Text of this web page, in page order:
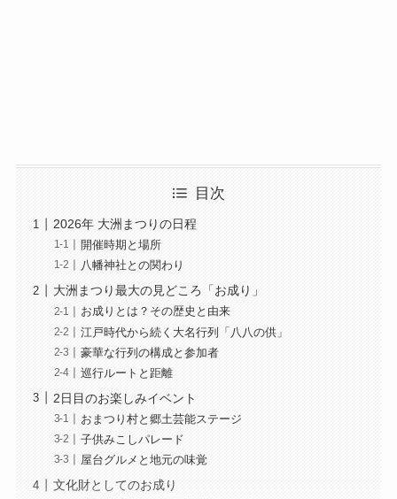
目次
2026年 大洲まつりの日程
開催時期と場所
八幡神社との関わり
大洲まつり最大の見どころ「お成り」
お成りとは？その歴史と由来
江戸時代から続く大名行列「八八の供」
豪華な行列の構成と参加者
巡行ルートと距離
2日目のお楽しみイベント
おまつり村と郷土芸能ステージ
子供みこしパレード
屋台グルメと地元の味覚
文化財としてのお成り